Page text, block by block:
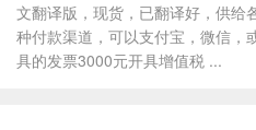
文翻译版，现货，已翻译好，供给
种付款渠道，可以支付宝，微信，
具的发票3000元开具增值税 ...